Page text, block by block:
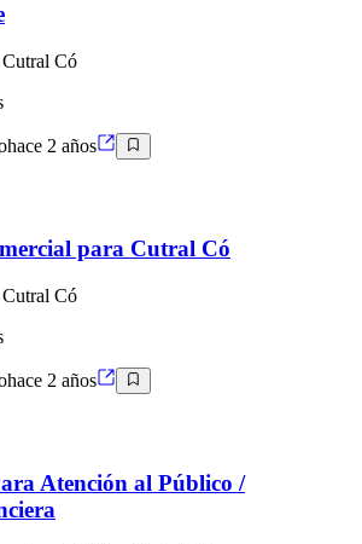
Cutral Có
hace 2 años
para Cutral Có
Cutral Có
hace 2 años
Atención al Público /